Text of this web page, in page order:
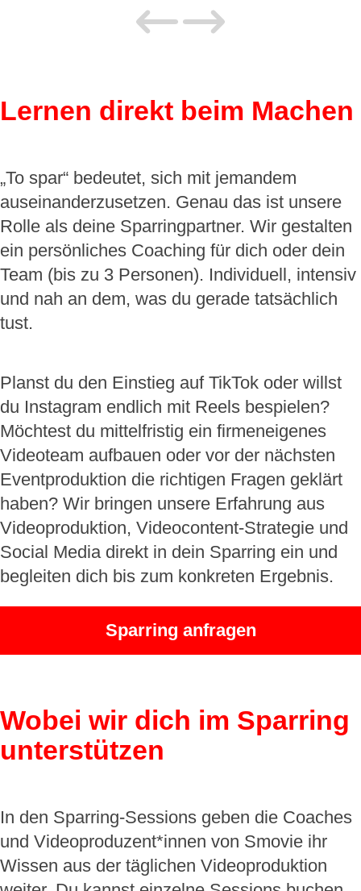
Lernen direkt beim Machen
„To spar“ bedeutet, sich mit jemandem
auseinanderzusetzen. Genau das ist unsere
Rolle als deine Sparringpartner. Wir gestalten
ein persönliches Coaching für dich oder dein
Team (bis zu 3 Personen). Individuell, intensiv
und nah an dem, was du gerade tatsächlich
tust.
Planst du den Einstieg auf TikTok oder willst
du Instagram endlich mit Reels bespielen?
Möchtest du mittelfristig ein firmeneigenes
Videoteam aufbauen oder vor der nächsten
Eventproduktion die richtigen Fragen geklärt
haben? Wir bringen unsere Erfahrung aus
Videoproduktion, Videocontent-Strategie und
Social Media direkt in dein Sparring ein und
begleiten dich bis zum konkreten Ergebnis.
Sparring anfragen
Wobei wir dich im Sparring
unterstützen
In den Sparring-Sessions geben die Coaches
und Videoproduzent*innen von Smovie ihr
Wissen aus der täglichen Videoproduktion